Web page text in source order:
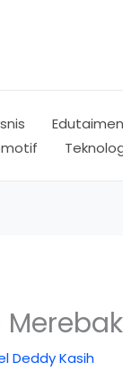
Deddy Kasih